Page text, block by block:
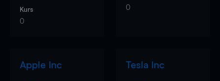
Kurs
0
0
Apple Inc Tesla Inc